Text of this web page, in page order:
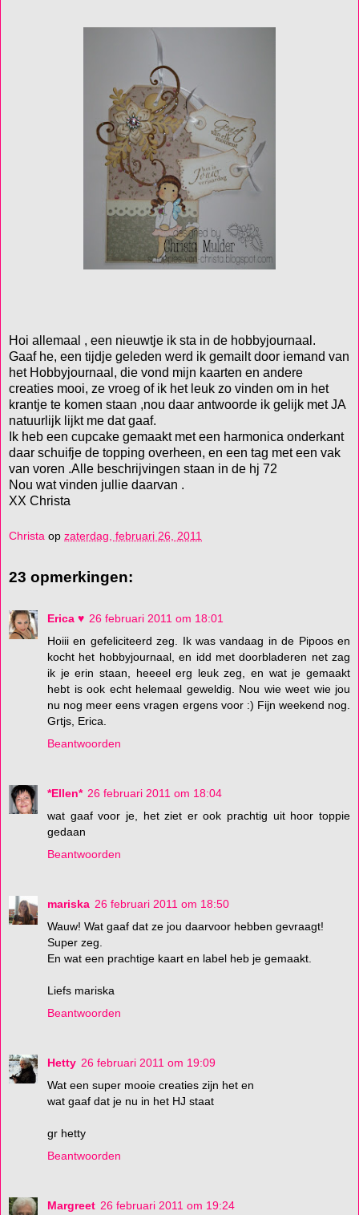
Hoi allemaal , een nieuwtje ik sta in de hobbyjournaal.
Gaaf he, een tijdje geleden werd ik gemailt door iemand van
het Hobbyjournaal, die vond mijn kaarten en andere
creaties mooi, ze vroeg of ik het leuk zo vinden om in het
krantje te komen staan ,nou daar antwoorde ik gelijk met JA
natuurlijk lijkt me dat gaaf.
Ik heb een cupcake gemaakt met een harmonica onderkant
daar schuifje de topping overheen, en een tag met een vak
van voren .Alle beschrijvingen staan in de hj 72
Nou wat vinden jullie daarvan .
XX Christa
Christa op zaterdag, februari 26, 2011
23 opmerkingen:
Erica ♥ 26 februari 2011 om 18:01
Hoiii en gefeliciteerd zeg. Ik was vandaag in de Pipoos en
kocht het hobbyjournaal, en idd met doorbladeren net zag
ik je erin staan, heeeel erg leuk zeg, en wat je gemaakt
hebt is ook echt helemaal geweldig. Nou wie weet wie jou
nu nog meer eens vragen ergens voor :) Fijn weekend nog.
Grtjs, Erica.
Beantwoorden
*Ellen* 26 februari 2011 om 18:04
wat gaaf voor je, het ziet er ook prachtig uit hoor toppie
gedaan
Beantwoorden
mariska 26 februari 2011 om 18:50
Wauw! Wat gaaf dat ze jou daarvoor hebben gevraagt!
Super zeg.
En wat een prachtige kaart en label heb je gemaakt.
Liefs mariska
Beantwoorden
Hetty 26 februari 2011 om 19:09
Wat een super mooie creaties zijn het en
wat gaaf dat je nu in het HJ staat
gr hetty
Beantwoorden
Margreet 26 februari 2011 om 19:24